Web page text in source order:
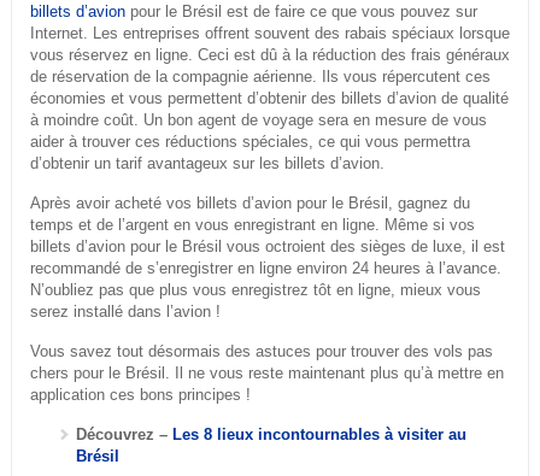
billets d’avionpour le Brésil est de faire ce que vous pouvez sur
Internet. Les entreprises offrent souvent des rabais spéciaux lorsque
vous réservez en ligne. Ceci est dû à la réduction des frais généraux
de réservation de la compagnie aérienne. Ils vous répercutent ces
économies et vous permettent d’obtenir des billets d’avion de qualité
à moindre coût. Un bon agent de voyage sera en mesure de vous
aider à trouver ces réductions spéciales, ce qui vous permettra
d’obtenir un tarif avantageux sur les billets d’avion.
Après avoir acheté vos billets d’avion pour le Brésil, gagnez du
temps et de l’argent en vous enregistrant en ligne. Même si vos
billets d’avion pour le Brésil vous octroient des sièges de luxe, il est
recommandé de s’enregistrer en ligne environ 24 heures à l’avance.
N’oubliez pas que plus vous enregistrez tôt en ligne, mieux vous
serez installé dans l’avion !
Vous savez tout désormais des astuces pour trouver des vols pas
chers pour le Brésil. Il ne vous reste maintenant plus qu’à mettre en
application ces bons principes !
Découvrez – Les 8 lieux incontournables à visiter au
Brésil